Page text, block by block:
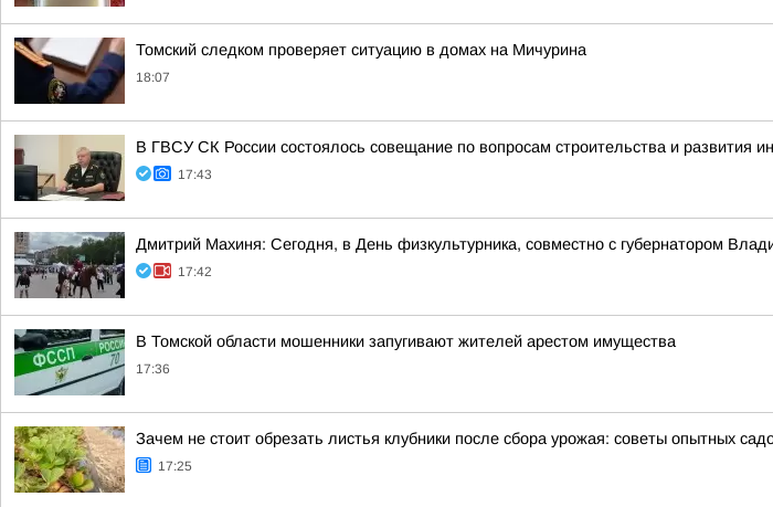
Томский следком проверяет ситуацию в домах на Мичурина
18:07
В ГВСУ СК России состоялось совещание по вопросам строительства и развития
17:43
Дмитрий Махиня: Сегодня, в День физкультурника, совместно с губернатором
17:42
В Томской области мошенники запугивают жителей арестом имущества
17:36
Зачем не стоит обрезать листья клубники после сбора урожая: советы опытных
17:25